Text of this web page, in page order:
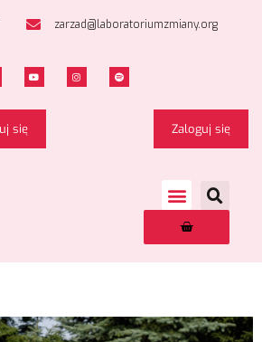
zarzad@laboratoriumzmiany.org
się Zaloguj się